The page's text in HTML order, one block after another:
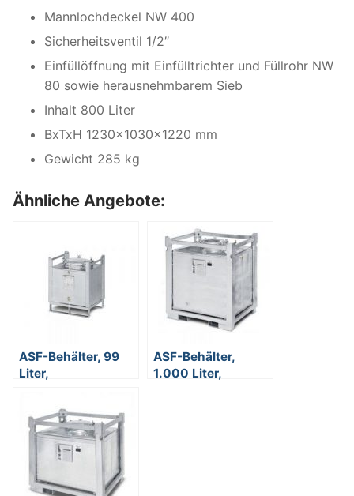
Mannlochdeckel NW 400
Sicherheitsventil 1/2″
Einfüllöffnung mit Einfülltrichter und Füllrohr NW
80 sowie herausnehmbarem Sieb
Inhalt 800 Liter
BxTxH 1230x1030x1220 mm
Gewicht 285 kg
Ähnliche Angebote:
ASF-Behälter, 99
Liter,
passive Lagerung
erlaubt
ASF-Behälter,
1.000 Liter,